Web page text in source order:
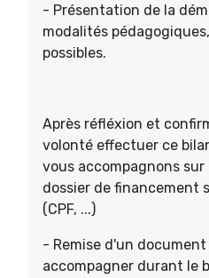
- Présentation de la
modalités
possibles.
Après réfléxion et
volonté effectuer ce
vous accompagnons
dossier de financement
(CPF, ...)
- Remise d'un
accompagner durant le